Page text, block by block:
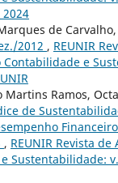
2024
de Carvalho,
2012 , REUNIR
e
Martins Ramos,
de
, REUNIR Revista
Sustentabilidade: